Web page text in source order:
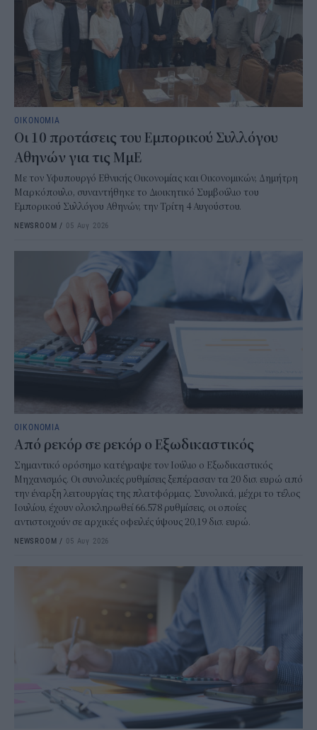
ΟΙΚΟΝΟΜΙΑ
Οι 10 προτάσεις του Εμπορικού Συλλόγου
Αθηνών για τις ΜμΕ
Με τον Υφυπουργό Εθνικής Οικονομίας και Οικονομικών, Δημήτρη
Μαρκόπουλο, συναντήθηκε το Διοικητικό Συμβούλιο του
Εμπορικού Συλλόγου Αθηνών, την Τρίτη 4 Αυγούστου.
NEWSROOM / 05 Αυγ 2026
ΟΙΚΟΝΟΜΙΑ
Από ρεκόρ σε ρεκόρ ο Εξωδικαστικός
Σημαντικό ορόσημο κατέγραψε τον Ιούλιο ο Εξωδικαστικός
Μηχανισμός. Οι συνολικές ρυθμίσεις ξεπέρασαν τα 20 δισ. ευρώ από
την έναρξη λειτουργίας της πλατφόρμας. Συνολικά, μέχρι το τέλος
Ιουλίου, έχουν ολοκληρωθεί 66.578 ρυθμίσεις, οι οποίες
αντιστοιχούν σε αρχικές οφειλές ύψους 20,19 δισ. ευρώ.
NEWSROOM / 05 Αυγ 2026